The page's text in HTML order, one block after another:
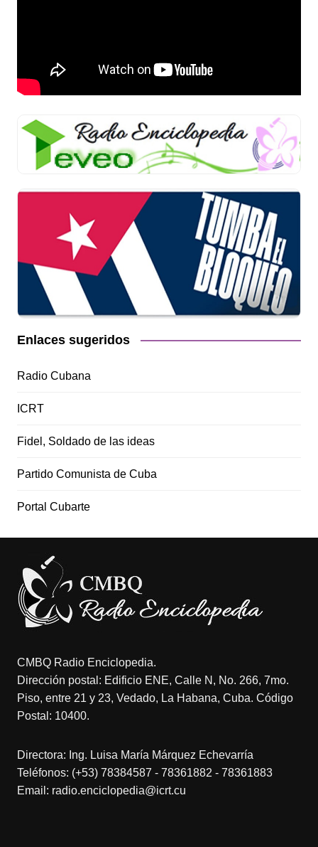
Enlaces sugeridos
Radio Cubana
ICRT
Fidel, Soldado de las ideas
Partido Comunista de Cuba
Portal Cubarte
CMBQ Radio Enciclopedia.
Dirección postal: Edificio ENE, Calle N, No. 266, 7mo.
Piso, entre 21 y 23, Vedado, La Habana, Cuba. Código
Postal: 10400.
Directora: Ing. Luisa María Márquez Echevarría
Teléfonos: (+53) 78384587 - 78361882 - 78361883
Email: radio.enciclopedia@icrt.cu